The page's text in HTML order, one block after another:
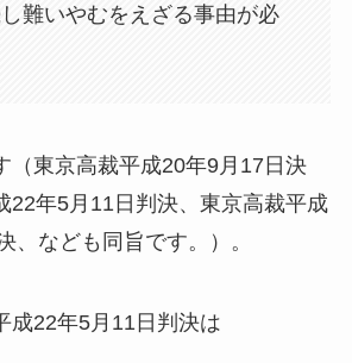
難いやむをえざる事由が必
（東京高裁平成20年9月17日決
22年5月11日判決、東京高裁平成
、なども同旨です。）。
成22年5月11日判決は